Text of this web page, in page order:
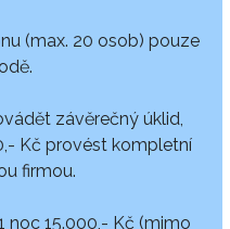
(max. 20 osob) pouze
závěrečný úklid,
Kč provést kompletní
firmou.
noc 15.000,- Kč (mimo